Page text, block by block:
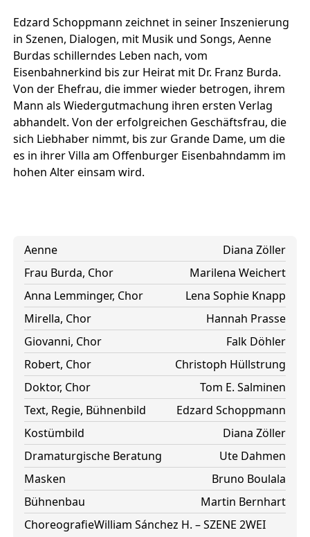
Edzard Schoppmann zeichnet in seiner Inszenierung
in Szenen, Dialogen, mit Musik und Songs, Aenne
Burdas schillerndes Leben nach, vom
Eisenbahnerkind bis zur Heirat mit Dr. Franz Burda.
Von der Ehefrau, die immer wieder betrogen, ihrem
Mann als Wiedergutmachung ihren ersten Verlag
abhandelt. Von der erfolgreichen Geschäftsfrau, die
sich Liebhaber nimmt, bis zur Grande Dame, um die
es in ihrer Villa am Offenburger Eisenbahndamm im
hohen Alter einsam wird.
Aenne
Diana Zöller
Frau Burda, Chor
Marilena Weichert
Anna Lemminger, Chor
Lena Sophie Knapp
Mirella, Chor
Hannah Prasse
Giovanni, Chor
Falk Döhler
Robert, Chor
Christoph Hüllstrung
Doktor, Chor
Tom E. Salminen
Text, Regie, Bühnenbild
Edzard Schoppmann
Kostümbild
Diana Zöller
Dramaturgische Beratung
Ute Dahmen
Masken
Bruno Boulala
Bühnenbau
Martin Bernhart
ChoreografieWilliam Sánchez H. – SZENE 2WEI